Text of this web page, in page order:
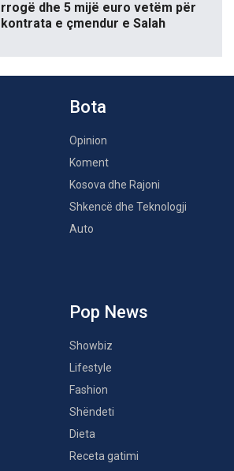
dhe 5 mijë euro vetëm për
e çmendur e Salah
Bota
Opinion
Koment
Kosova dhe Rajoni
Shkencë dhe Teknologji
Auto
Pop News
Showbiz
Lifestyle
Fashion
Shëndeti
Dieta
Receta gatimi